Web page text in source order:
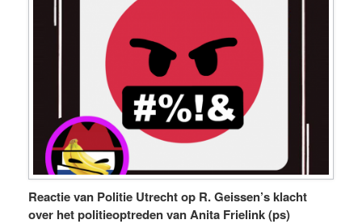
Reactie van Politie Utrecht op R. Geissen’s klacht
over het politieoptreden van Anita Frielink (ps)